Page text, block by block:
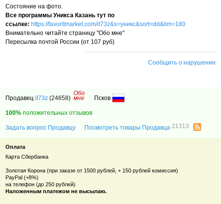
Состояние на фото.
Все программы Уникса Казань тут по
ссылке: https://favoritmarket.com/it73z&s=уникс&sort=dd&lim=180
Внимательно читайте страницу "Обо мне"
Пересылка почтой России (от 107 руб)
Сообщить о нарушении
Продавецit73z (24658)
Обо
мне Псков
100% положительных отзывов
Задать вопрос Продавцу Посмотреть товары Продавца21313
Оплата
Карта Сбербанка
Золотая Корона (при заказе от 1500 рублей, + 150 рублей комиссия)
PayPal (+8%)
на телефон (до 250 рублей)
Наложенным платежом не высылаю.